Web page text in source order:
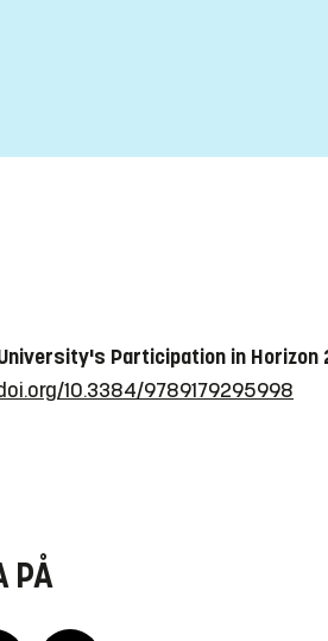
Participation in Horizon
10.3384/9789179295998
PÅ